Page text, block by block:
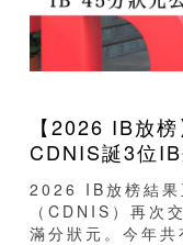
【2026 IB放
CDNIS誕3位
上、公開滿分
2026 IB放榜結果
（CDNIS）再次
滿分狀元。今年